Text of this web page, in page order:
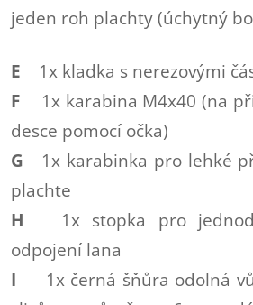
jeden roh plachty (úchytný
E 1x kladka s nerezovými
F 1x karabina M4x40 (na
desce pomocí očka)
G 1x karabinka pro lehké
plachte
H 1x stopka pro
odpojení lana
I 1x černá šňůra odolná